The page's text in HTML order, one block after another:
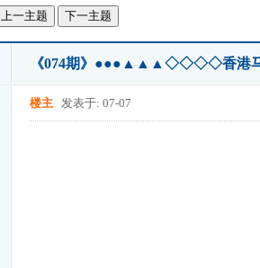
上一主题 下一主题
《074期》●●●▲▲▲◇◇◇◇香港马
楼主 发表于: 07-07